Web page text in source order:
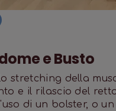
e Busto
stretching della
e il rilascio del
di un bolster, o